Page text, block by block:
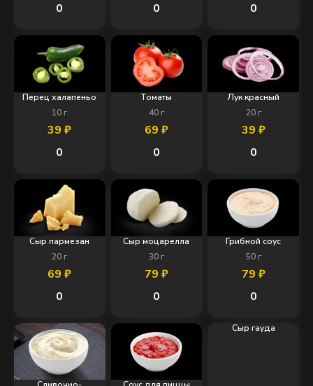
0
0
0
Перец халапеньо
10 г
39₽
0
Томаты
40г
69 ₽
0
Лук красный
20г
39 ₽
0
Сыр пармезан
20 г
69₽
0
Сыр моцарелла
30г
79 ₽
0
Грибной соус
50г
79 ₽
0
Сыр гауда